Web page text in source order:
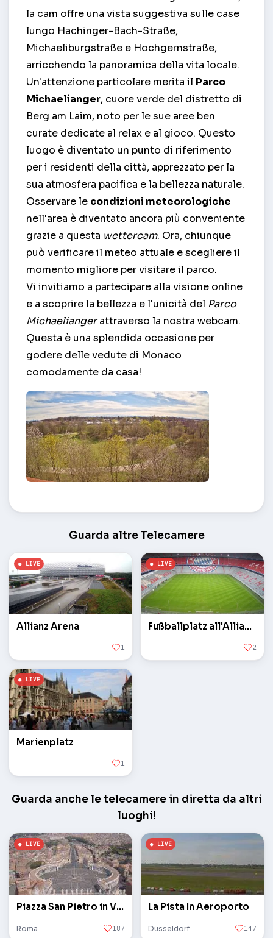
la cam offre una vista suggestiva sulle case
lungo Hachinger-Bach-Straße,
Michaeliburgstraße e Hochgernstraße,
arricchendo la panoramica della vita locale.
Un'attenzione particolare merita il Parco
Michaelianger, cuore verde del distretto di
Berg am Laim, noto per le sue aree ben
curate dedicate al relax e al gioco. Questo
luogo è diventato un punto di riferimento
per i residenti della città, apprezzato per la
sua atmosfera pacifica e la bellezza naturale.
Osservare le condizioni meteorologiche
nell'area è diventato ancora più conveniente
grazie a questa wettercam. Ora, chiunque
può verificare il meteo attuale e scegliere il
momento migliore per visitare il parco.
Vi invitiamo a partecipare alla visione online
e a scoprire la bellezza e l'unicità del Parco
Michaeliangerattraverso la nostra webcam.
Questa è una splendida occasione per
godere delle vedute di Monaco
comodamente da casa!
Guarda altre Telecamere
Allianz Arena
1
Fußballplatz all'Allianz Arena
2
Marienplatz
1
Guarda anche le telecamere in diretta da altri
luoghi!
Piazza San Pietro in Vaticano
Roma 187
La Pista In Aeroporto
Düsseldorf 147